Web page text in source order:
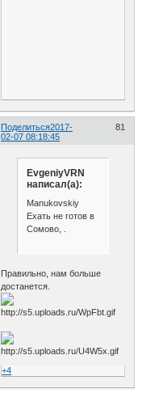
Поделиться 81
2017-
02-07 08:18:45
EvgeniyVRN
написал(а):
Manukovskiy
Ехать не готов в
Сомово, .
Правильно, нам больше
достанется.
+4